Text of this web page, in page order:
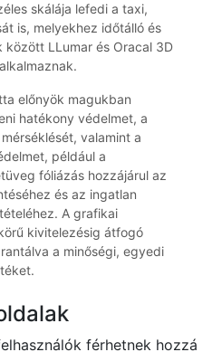
skálája lefedi a taxi,
is, melyekhez időtálló és
LLumar és Oracal 3D
előnyök magukban
hatékony védelmet, a
valamint a
például a
fóliázás hozzájárul az
és az ingatlan
A grafikai
kivitelezésig átfogó
a minőségi, egyedi
férhetnek hozzá